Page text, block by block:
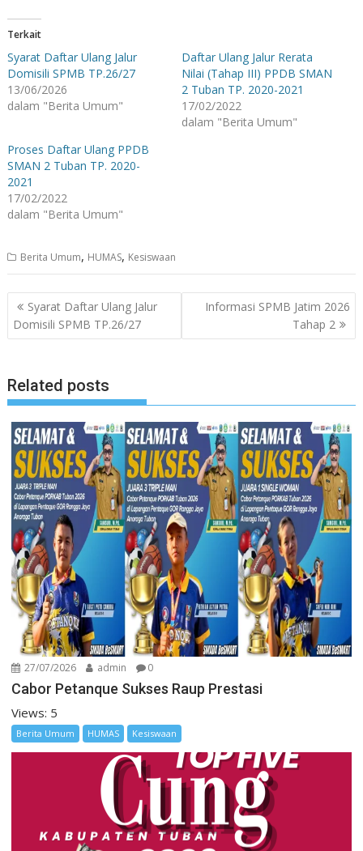
Terkait
Syarat Daftar Ulang Jalur
Domisili SPMB TP.26/27
13/06/2026
dalam "Berita Umum"
Daftar Ulang Jalur Rerata
Nilai (Tahap III) PPDB SMAN
2 Tuban TP. 2020-2021
17/02/2022
dalam "Berita Umum"
Proses Daftar Ulang PPDB
SMAN 2 Tuban TP. 2020-
2021
17/02/2022
dalam "Berita Umum"
Berita Umum, HUMAS, Kesiswaan
Navigasi
pos
Syarat Daftar Ulang Jalur
Domisili SPMB TP.26/27
Informasi SPMB Jatim 2026
Tahap 2
Related posts
27/07/2026 admin 0
Cabor Petanque Sukses Raup Prestasi
Views: 5
Berita Umum HUMAS Kesiswaan